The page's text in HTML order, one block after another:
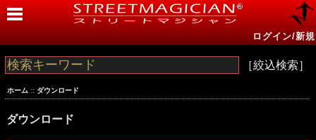
ログイン/新規
［絞込検索］
ホーム :: ダウンロード
ダウンロード